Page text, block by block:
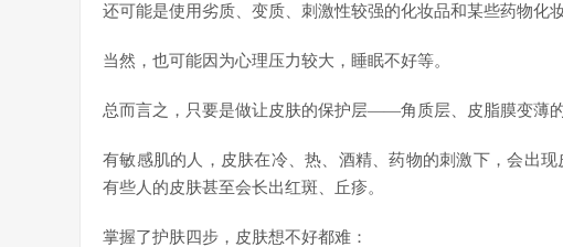
还可能是使用劣质、变质、刺激性较强的化妆品和某些药物化
当然，也可能因为心理压力较大，睡眠不好等。
总而言之，只要是做让皮肤的保护层——角质层、皮脂膜变薄
有敏感肌的人，皮肤在冷、热、酒精、药物的刺激下，会出
有些人的皮肤甚至会长出红斑、丘疹。
掌握了护肤四步，皮肤想不好都难：